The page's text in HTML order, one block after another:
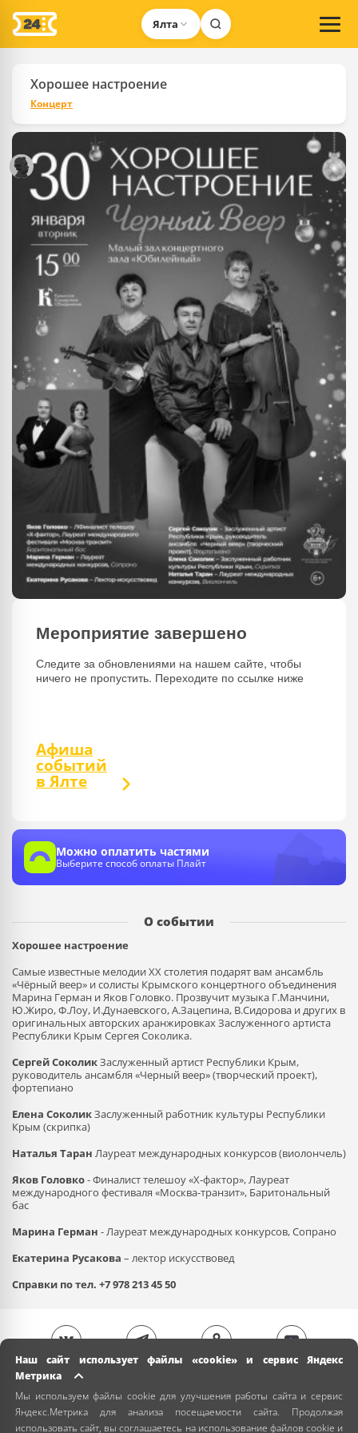
Ялта
Хорошее настроение
Концерт
Мероприятие завершено
Следите за обновлениями на нашем сайте, чтобы
ничего не пропустить. Переходите по ссылке ниже
Афиша
событий
в Ялте
Можно оплатить частями
Выберите способ оплаты Плайт
О событии
Хорошее настроение
Самые известные мелодии XX столетия подарят вам ансамбль
«Чёрный веер» и солисты Крымского концертного объединения
Марина Герман и Яков Головко. Прозвучит музыка Г.Манчини,
Ю.Жиро, Ф.Лоу, И.Дунаевского, А.Зацепина, В.Сидорова и других в
оригинальных авторских аранжировках Заслуженного артиста
Республики Крым Сергея Соколика.
Сергей СоколикЗаслуженный артист Республики Крым,
руководитель ансамбля «Черный веер» (творческий проект),
фортепиано
Елена СоколикЗаслуженный работник культуры Республики
Крым (скрипка)
Наталья Таран Лауреат международных конкурсов (виолончель)
Яков Головко-Финалист телешоу «Х-фактор», Лауреат
международного фестиваля «Москва-транзит», Баритональный
бас
Марина Герман -Лауреат международных конкурсов,Сопрано
Екатерина Русакова – лектор искусствовед
Справки по тел. +7 978 213 45 50
Наш сайт использует файлы «cookie» и сервис Яндекс
Метрика
Мы используем файлы cookie для улучшения работы сайта и сервис
Яндекс.Метрика для анализа посещаемости сайта. Продолжая
использовать сайт, вы соглашаетесь на использование файлов cookie и